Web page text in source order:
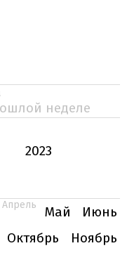
неделе
2023
Апрель Май
Июнь
Октябрь
Ноябрь